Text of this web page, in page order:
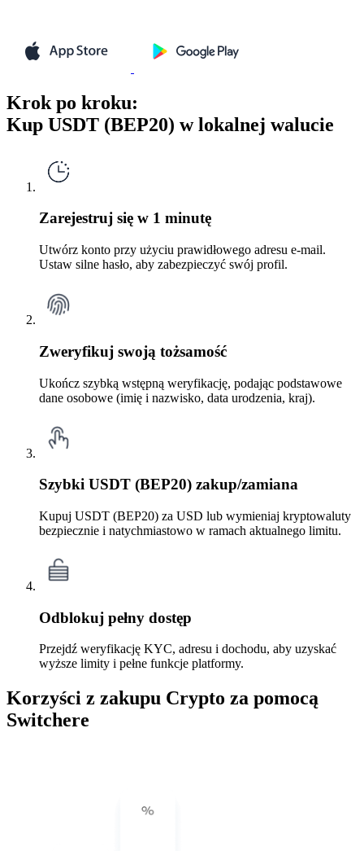
Krok po kroku:
Kup USDT (BEP20) w lokalnej walucie
Zarejestruj się w 1 minutę
Utwórz konto przy użyciu prawidłowego adresu e-mail.
Ustaw silne hasło, aby zabezpieczyć swój profil.
Zweryfikuj swoją tożsamość
Ukończ szybką wstępną weryfikację, podając podstawowe
dane osobowe (imię i nazwisko, data urodzenia, kraj).
Szybki USDT (BEP20) zakup/zamiana
Kupuj USDT (BEP20) za USD lub wymieniaj kryptowaluty
bezpiecznie i natychmiastowo w ramach aktualnego limitu.
Odblokuj pełny dostęp
Przejdź weryfikację KYC, adresu i dochodu, aby uzyskać
wyższe limity i pełne funkcje platformy.
Korzyści z zakupu Crypto za pomocą
Switchere